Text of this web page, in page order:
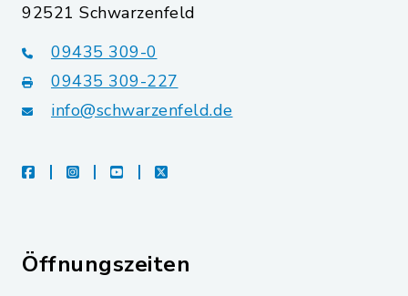
92521 Schwarzenfeld
09435 309-0
09435 309-227
info@schwarzenfeld.de
facebookinstagramyoutubeX
Öffnungszeiten